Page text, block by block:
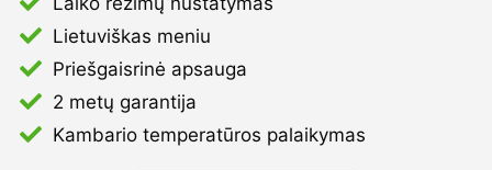
Lietuviškas meniu
Priešgaisrinė apsauga
2 metų garantija
Kambario temperatūros palaikymas